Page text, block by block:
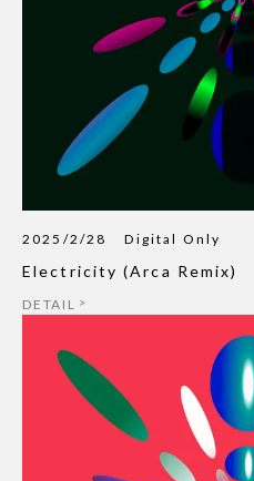
2025/2/28 Digital Only
Electricity (Arca Remix)
DETAIL